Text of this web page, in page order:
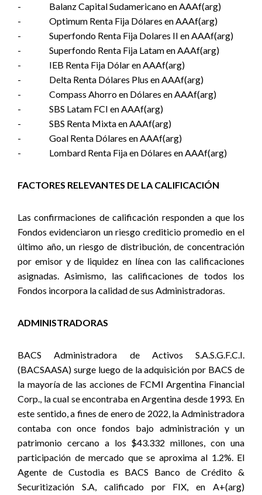
- Balanz Capital Sudamericano en AAAf(arg)
- Optimum Renta Fija Dólares en AAAf(arg)
- Superfondo Renta Fija Dolares II en AAAf(arg)
- Superfondo Renta Fija Latam en AAAf(arg)
- IEB Renta Fija Dólar en AAAf(arg)
- Delta Renta Dólares Plus en AAAf(arg)
- Compass Ahorro en Dólares en AAAf(arg)
- SBS Latam FCI en AAAf(arg)
- SBS Renta Mixta en AAAf(arg)
- Goal Renta Dólares en AAAf(arg)
- Lombard Renta Fija en Dólares en AAAf(arg)
FACTORES RELEVANTES DE LA CALIFICACIÓN
Las confirmaciones de calificación responden a que los
Fondos evidenciaron un riesgo crediticio promedio en el
último año, un riesgo de distribución, de concentración
por emisor y de liquidez en línea con las calificaciones
asignadas. Asimismo, las calificaciones de todos los
Fondos incorpora la calidad de sus Administradoras.
ADMINISTRADORAS
BACS Administradora de Activos S.A.S.G.F.C.I.
(BACSAASA) surge luego de la adquisición por BACS de
la mayoría de las acciones de FCMI Argentina Financial
Corp., la cual se encontraba en Argentina desde 1993. En
este sentido, a fines de enero de 2022, la Administradora
contaba con once fondos bajo administración y un
patrimonio cercano a los $43.332 millones, con una
participación de mercado que se aproxima al 1.2%. El
Agente de Custodia es BACS Banco de Crédito &
Securitización S.A, calificado por FIX, en A+(arg)